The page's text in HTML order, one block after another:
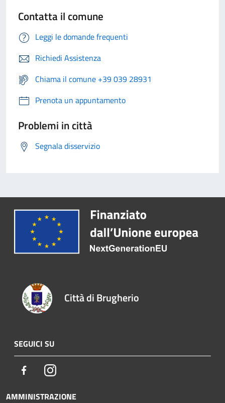
Contatta il comune
Leggi le domande frequenti
Richiedi Assistenza
Chiama il comune +39 039 28931
Prenota un appuntamento
Problemi in città
Segnala disservizio
Città di Brugherio
SEGUICI SU
FacebookInstagram
AMMINISTRAZIONE